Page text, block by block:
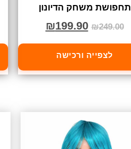
תחפושת משחק הדיונון
₪249.00
₪199.90
לצפייה ורכישה